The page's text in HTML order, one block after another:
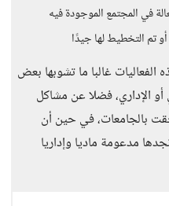
في المجتمع الموجودة فيه
تم التخطيط لها جيدًا
غالبا ما تشوبها بعض
أو الإداري، فضلا عن مشاكل
بالجامعات، في حين أن
مدعومة ماديا وإداريا